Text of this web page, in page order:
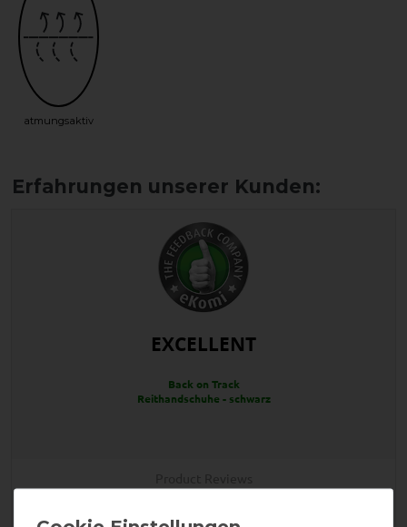
atmungsaktiv
EXCELLENT
Back on Track
Reithandschuhe - schwarz